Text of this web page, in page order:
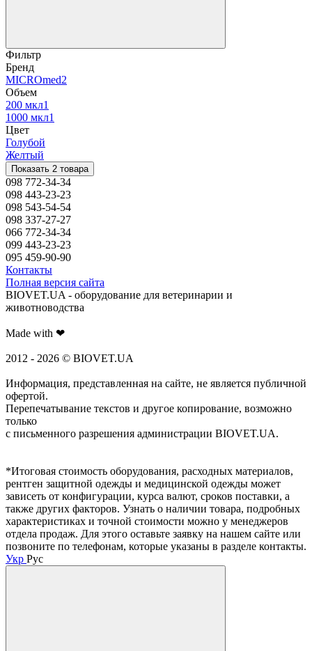
Фильтр
Бренд
MICROmed2
Объем
200 мкл1
1000 мкл1
Цвет
Голубой
Желтый
Показать 2 товара
098 772-34-34
098 443-23-23
098 543-54-54
098 337-27-27
066 772-34-34
099 443-23-23
095 459-90-90
Контакты
Полная версия сайта
BIOVET.UA - оборудование для ветеринарии и
животноводства
Made with ❤
2012 - 2026 © BIOVET.UA
Информация, представленная на сайте, не является публичной
офертой.
Перепечатывание текстов и другое копирование, возможно
только
с письменного разрешения администрации BIOVET.UA.
*Итоговая стоимость оборудования, расходных материалов,
рентген защитной одежды и медицинской одежды может
зависеть от конфигурации, курса валют, сроков поставки, а
также других факторов. Узнать о наличии товара, подробных
характеристиках и точной стоимости можно у менеджеров
отдела продаж. Для этого оставьте заявку на нашем сайте или
позвоните по телефонам, которые указаны в разделе контакты.
Укр Рус